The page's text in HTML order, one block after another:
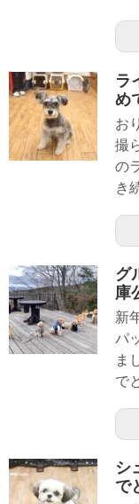
ラ
め
お
撮
の
き
グ
庫
新
パ
ま
で
シ
で